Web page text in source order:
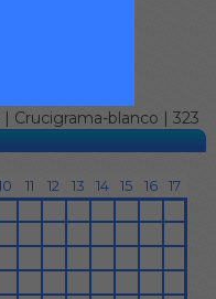
| Crucigrama-blanco | 323